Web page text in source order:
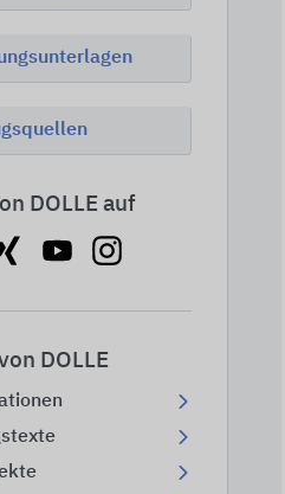
DOLLE auf
DOLLE